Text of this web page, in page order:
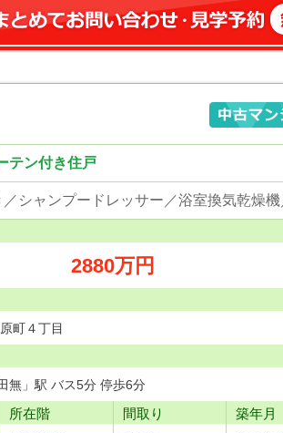
テン付き住戸
2880万円
町４丁目
無」駅 バス5分 停歩6分
所在階 間取り 築年月